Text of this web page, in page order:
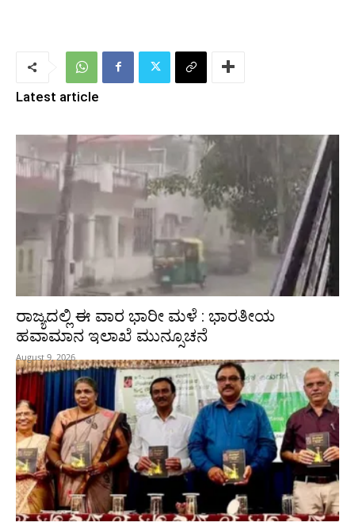
Latest article
ರಾಜ್ಯದಲ್ಲಿ ಈ ವಾರ ಭಾರೀ ಮಳೆ : ಭಾರತೀಯ
ಹವಾಮಾನ ಇಲಾಖೆ ಮುನ್ಸೂಚನೆ
August 9, 2026